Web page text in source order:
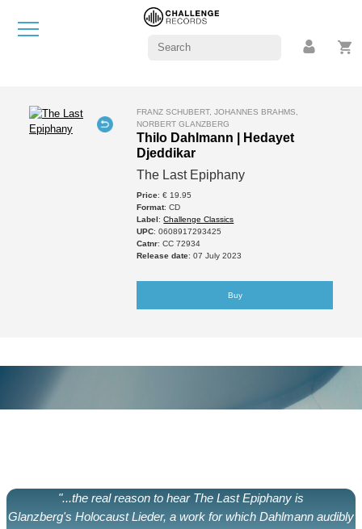
FRANZ SCHUBERT, JOHANNES BRAHMS,
NORBERT GLANZBERG
Thilo Dahlmann | Hedayet
Djeddikar
The Last Epiphany
Price: € 19.95
Format: CD
Label:Challenge Classics
UPC: 0608917293425
Catnr: CC 72934
Release date: 07 July 2023
Buy
"...the real reason to hear The Last Epiphany is
Glanzberg's Holocaust Lieder, a work for which Dahlmann audibly